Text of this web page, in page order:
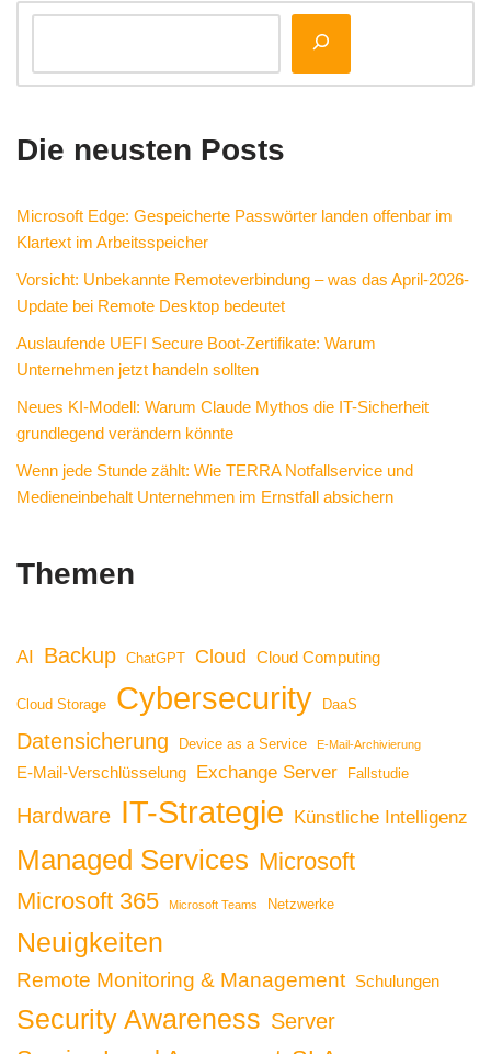
Die neusten Posts
Microsoft Edge: Gespeicherte Passwörter landen offenbar im
Klartext im Arbeitsspeicher
Vorsicht: Unbekannte Remoteverbindung – was das April-2026-
Update bei Remote Desktop bedeutet
Auslaufende UEFI Secure Boot-Zertifikate: Warum
Unternehmen jetzt handeln sollten
Neues KI-Modell: Warum Claude Mythos die IT-Sicherheit
grundlegend verändern könnte
Wenn jede Stunde zählt: Wie TERRA Notfallservice und
Medieneinbehalt Unternehmen im Ernstfall absichern
Themen
AI Backup ChatGPT Cloud Cloud Computing
Cloud Storage Cybersecurity DaaS
Datensicherung Device as a Service E-Mail-Archivierung
E-Mail-Verschlüsselung Exchange Server Fallstudie
Hardware IT-Strategie Künstliche Intelligenz
Managed Services Microsoft
Microsoft 365
Microsoft Teams Netzwerke
Neuigkeiten
Remote Monitoring & Management Schulungen
Security Awareness Server